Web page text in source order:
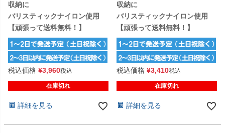
収納に
バリスティックナイロン使用
【頑張って送料無料！】
税込価格 ¥3,960税込
在庫切れ
詳細を見る
収納に
バリスティックナイロン使用
【頑張って送料無料！】
税込価格 ¥3,410税込
在庫切れ
詳細を見る